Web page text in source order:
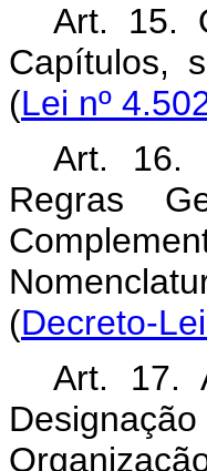
Art. 15.
Capítulos,
(Lei nº
Art. 16.
Regras
(Decreto-
Art. 17.